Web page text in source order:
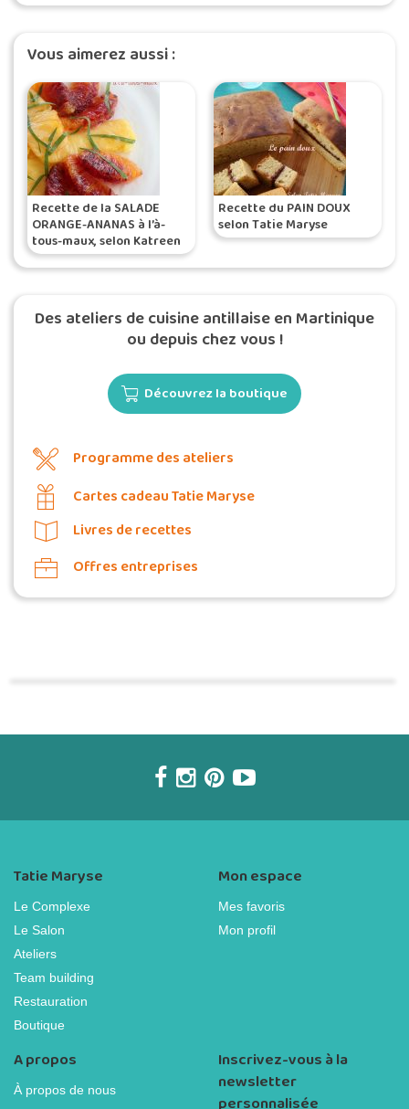
Vous aimerez aussi :
Recette de la SALADE
ORANGE-ANANAS à l’à-
tous-maux, selon Katreen
Recette du PAIN DOUX
selon Tatie Maryse
Des ateliers de cuisine antillaise en Martinique
ou depuis chez vous !
Découvrez la boutique
Programme des ateliers
Cartes cadeau Tatie Maryse
Livres de recettes
Offres entreprises
Tatie Maryse
Le Complexe
Le Salon
Ateliers
Team building
Restauration
Boutique
Mon espace
Mes favoris
Mon profil
A propos
À propos de nous
Inscrivez-vous à la
newsletter